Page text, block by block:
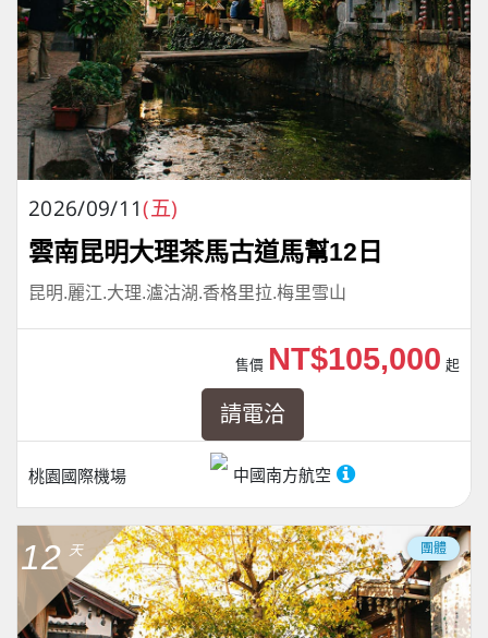
2026/09/11(五)
雲南昆明大理茶馬古道馬幫12日
昆明.麗江.大理.瀘沽湖.香格里拉.梅里雪山
桃園國際機場 中國南方航空
售價 NT$105,000 起
請電洽
12 天 團體